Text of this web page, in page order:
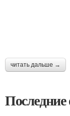
читать дальше →
Последние